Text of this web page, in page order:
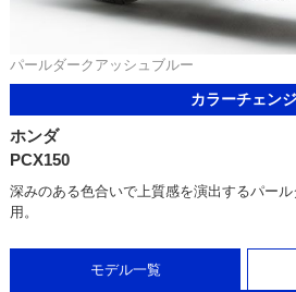
パールダークアッシュブルー
カラーチェンジ
ホンダ
PCX150
深みのある色合いで上質感を演出するパー
用。
モデル一覧